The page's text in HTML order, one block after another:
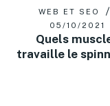
WEB ET SEO
05/10/2021
Quels
travaille le